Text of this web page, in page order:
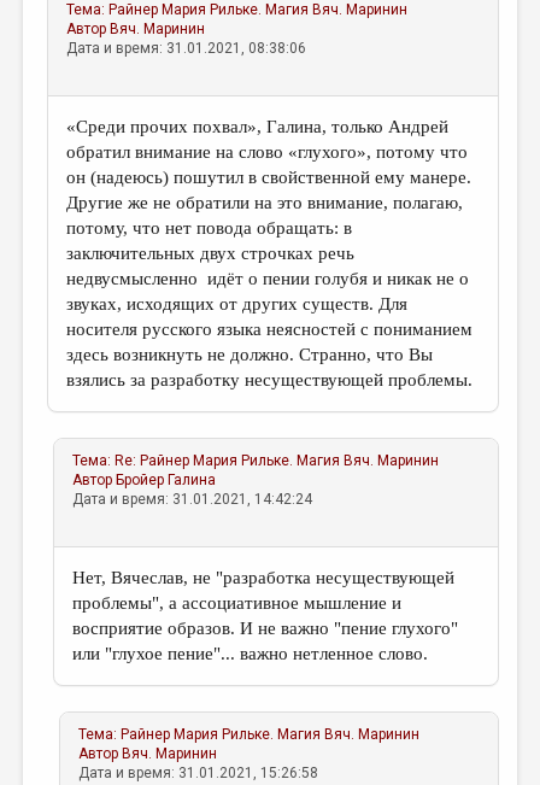
Тема: Райнер Мария Рильке. Магия Вяч. Маринин
Автор Вяч. Маринин
Дата и время: 31.01.2021, 08:38:06
«Среди прочих похвал», Галина, только Андрей
обратил внимание на слово «глухого», потому что
он (надеюсь) пошутил в свойственной ему манере.
Другие же не обратили на это внимание, полагаю,
потому, что нет повода обращать: в
заключительных двух строчках речь
недвусмысленно идёт о пении голубя и никак не о
звуках, исходящих от других существ. Для
носителя русского языка неясностей с пониманием
здесь возникнуть не должно. Странно, что Вы
взялись за разработку несуществующей проблемы.
Тема: Re: Райнер Мария Рильке. Магия Вяч. Маринин
Автор Бройер Галина
Дата и время: 31.01.2021, 14:42:24
Нет, Вячеслав, не "разработка несуществующей
проблемы", а ассоциативное мышление и
восприятие образов. И не важно "пение глухого"
или "глухое пение"... важно нетленное слово.
Тема: Райнер Мария Рильке. Магия Вяч. Маринин
Автор Вяч. Маринин
Дата и время: 31.01.2021, 15:26:58